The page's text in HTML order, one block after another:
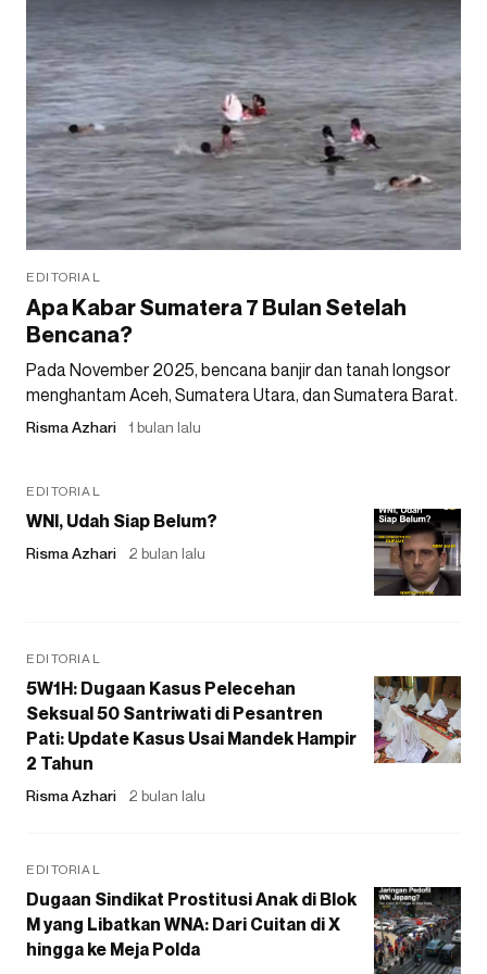
EDITORIAL
Apa Kabar Sumatera 7 Bulan Setelah
Bencana?
Pada November 2025, bencana banjir dan tanah longsor
menghantam Aceh, Sumatera Utara, dan Sumatera Barat.
Risma Azhari 1 bulan lalu
EDITORIAL
WNI, Udah Siap Belum?
Risma Azhari 2 bulan lalu
EDITORIAL
5W1H: Dugaan Kasus Pelecehan
Seksual 50 Santriwati di Pesantren
Pati: Update Kasus Usai Mandek Hampir
2 Tahun
Risma Azhari 2 bulan lalu
EDITORIAL
Dugaan Sindikat Prostitusi Anak di Blok
M yang Libatkan WNA: Dari Cuitan di X
hingga ke Meja Polda